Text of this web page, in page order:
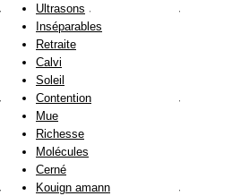
Ultrasons
Inséparables
Retraite
Calvi
Soleil
Contention
Mue
Richesse
Molécules
Cerné
Kouign amann